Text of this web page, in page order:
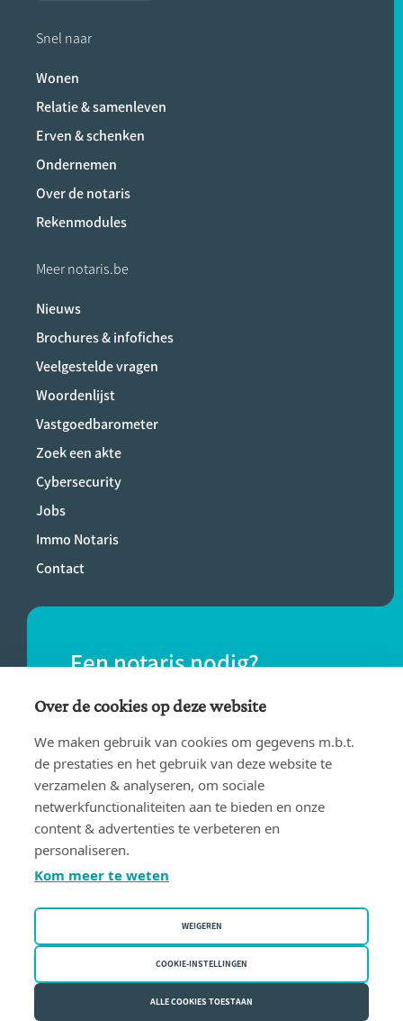
Snel naar
Wonen
Relatie & samenleven
Erven & schenken
Ondernemen
Over de notaris
Rekenmodules
Meer notaris.be
Nieuws
Brochures & infofiches
Veelgestelde vragen
Woordenlijst
Vastgoedbarometer
Zoek een akte
Cybersecurity
Jobs
Immo Notaris
Contact
Een notaris nodig?
Vind eenvoudig een notaris bij jou in de
buurt.
VIND EEN NOTARIS
Gebruiksvoorwaarden
Privacy policy
Cookiebeleid
Fednot vzw | Bergstraat 30/34 - 1000 Brussel | BE 0409.357.321
Over de cookies op deze website
We maken gebruik van cookies om gegevens m.b.t.
de prestaties en het gebruik van deze website te
verzamelen & analyseren, om sociale
netwerkfunctionaliteiten aan te bieden en onze
content & advertenties te verbeteren en
personaliseren.
Kom meer te weten
WEIGEREN
COOKIE-INSTELLINGEN
ALLE COOKIES TOESTAAN